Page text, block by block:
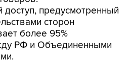
предусмотренный
сторон
более 95%
РФ и Объединенными